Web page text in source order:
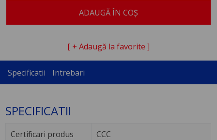
ADAUGĂ ÎN COȘ
[ + Adaugă la favorite ]
Specificatii Intrebari
SPECIFICATII
Certificari produs CCC